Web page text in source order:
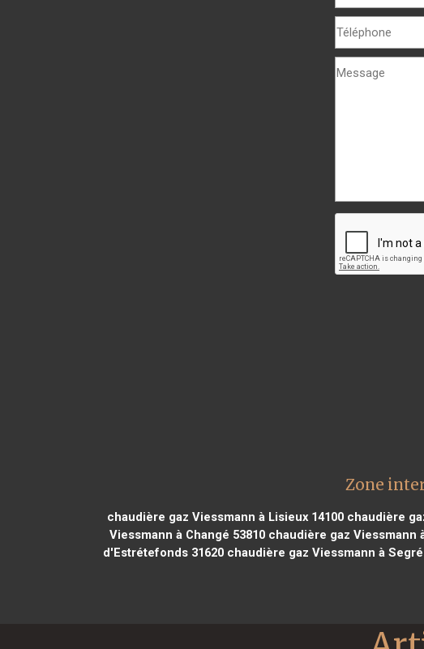
Zone
chaudière gaz Viessmann à Lisieux 14100chaudière
Viessmann à Changé 53810chaudière gaz Viessmann
d'Estrétefonds 31620 chaudière gaz Viessmann à Segré